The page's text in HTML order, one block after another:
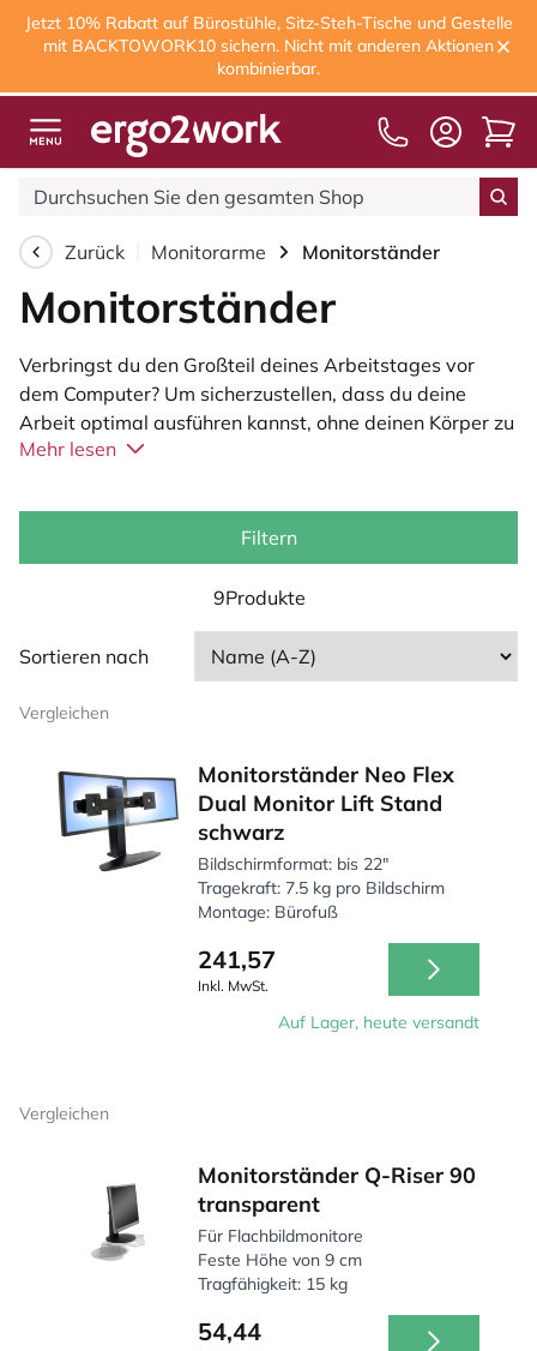
Jetzt 10% Rabatt auf Bürostühle, Sitz-Steh-Tische und Gestelle
mit BACKTOWORK10 sichern. Nicht mit anderen Aktionen
kombinierbar.Kostenloser Versand
Zurück Monitorarme Monitorständer
Monitorständer
Verbringst du den Großteil deines Arbeitstages vor
dem Computer? Um sicherzustellen, dass du deine
Arbeit optimal ausführen kannst, ohne deinen Körper zu
belasten, ist es ratsam, deinen Arbeitsplatz
verschiedene Lösungen an, die dich dabei unterstützen
können. Eine dieser Lösungen ist die Verwendung eines
Monitorständers. In unserem Sortiment findest du
verschiedene Modelle, die sich ideal für deinen
Mehr lesen
Filtern
9Produkte
Sortieren nach
Vergleichen
Monitorständer Neo Flex
Dual Monitor Lift Stand
schwarz
Bildschirmformat: bis 22"
Tragekraft: 7.5 kg pro Bildschirm
Montage: Bürofuß
241,57
Inkl. MwSt.
Auf Lager, heute versandt
Vergleichen
Monitorständer Q-Riser 90
transparent
Für Flachbildmonitore
Feste Höhe von 9 cm
Tragfähigkeit: 15 kg
54,44